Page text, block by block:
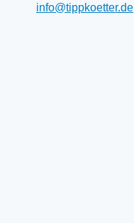
info@tippkoetter.de